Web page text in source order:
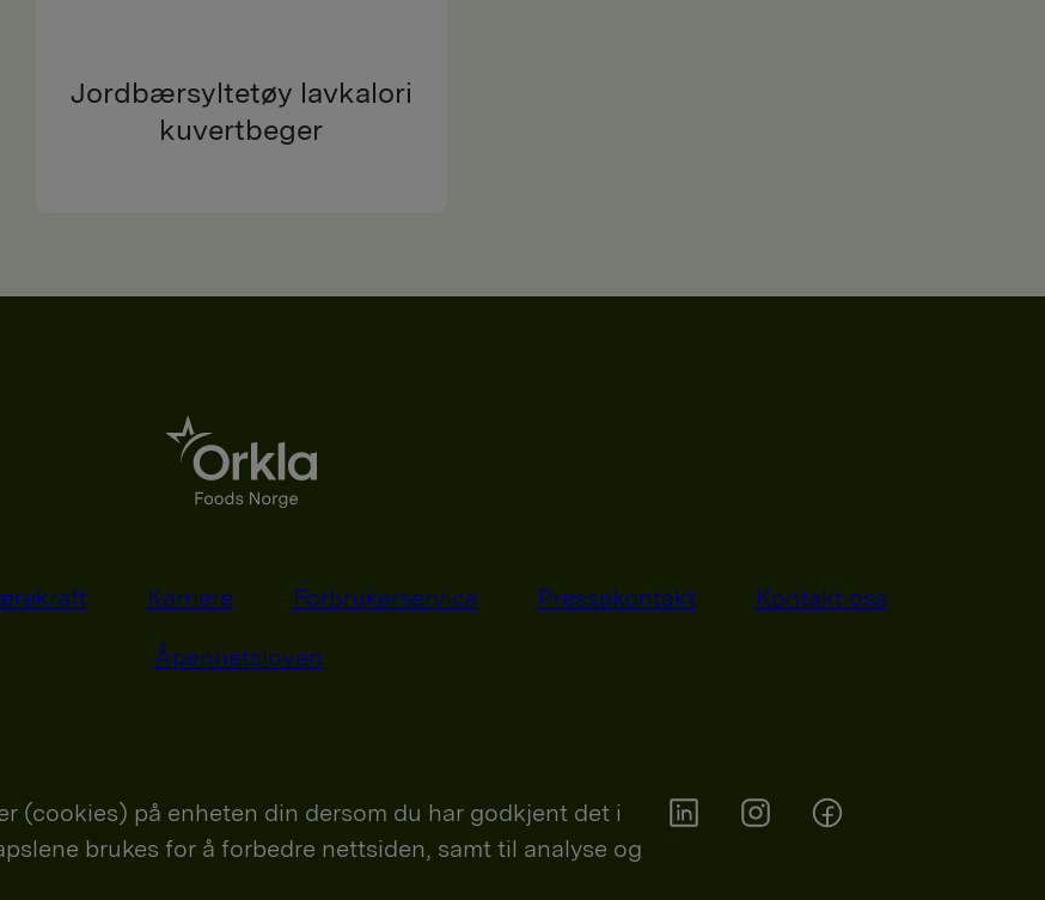
Jordbærsyltetøy lavkalori
kuvertbeger
Karriere Forbrukerservice Pressekontakt Kontakt oss
Åpenhetsloven
(cookies) på enheten din dersom du har godkjent det i
brukes for å forbedre nettsiden, samt til analyse og